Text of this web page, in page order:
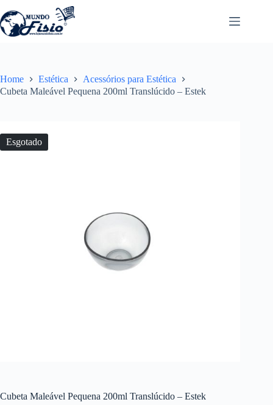
para
o
conteúdo
Home Estética
Acessórios para Estética
Cubeta Maleável Pequena 200ml Translúcido – Estek
Esgotado
Cubeta Maleável Pequena 200ml Translúcido – Estek